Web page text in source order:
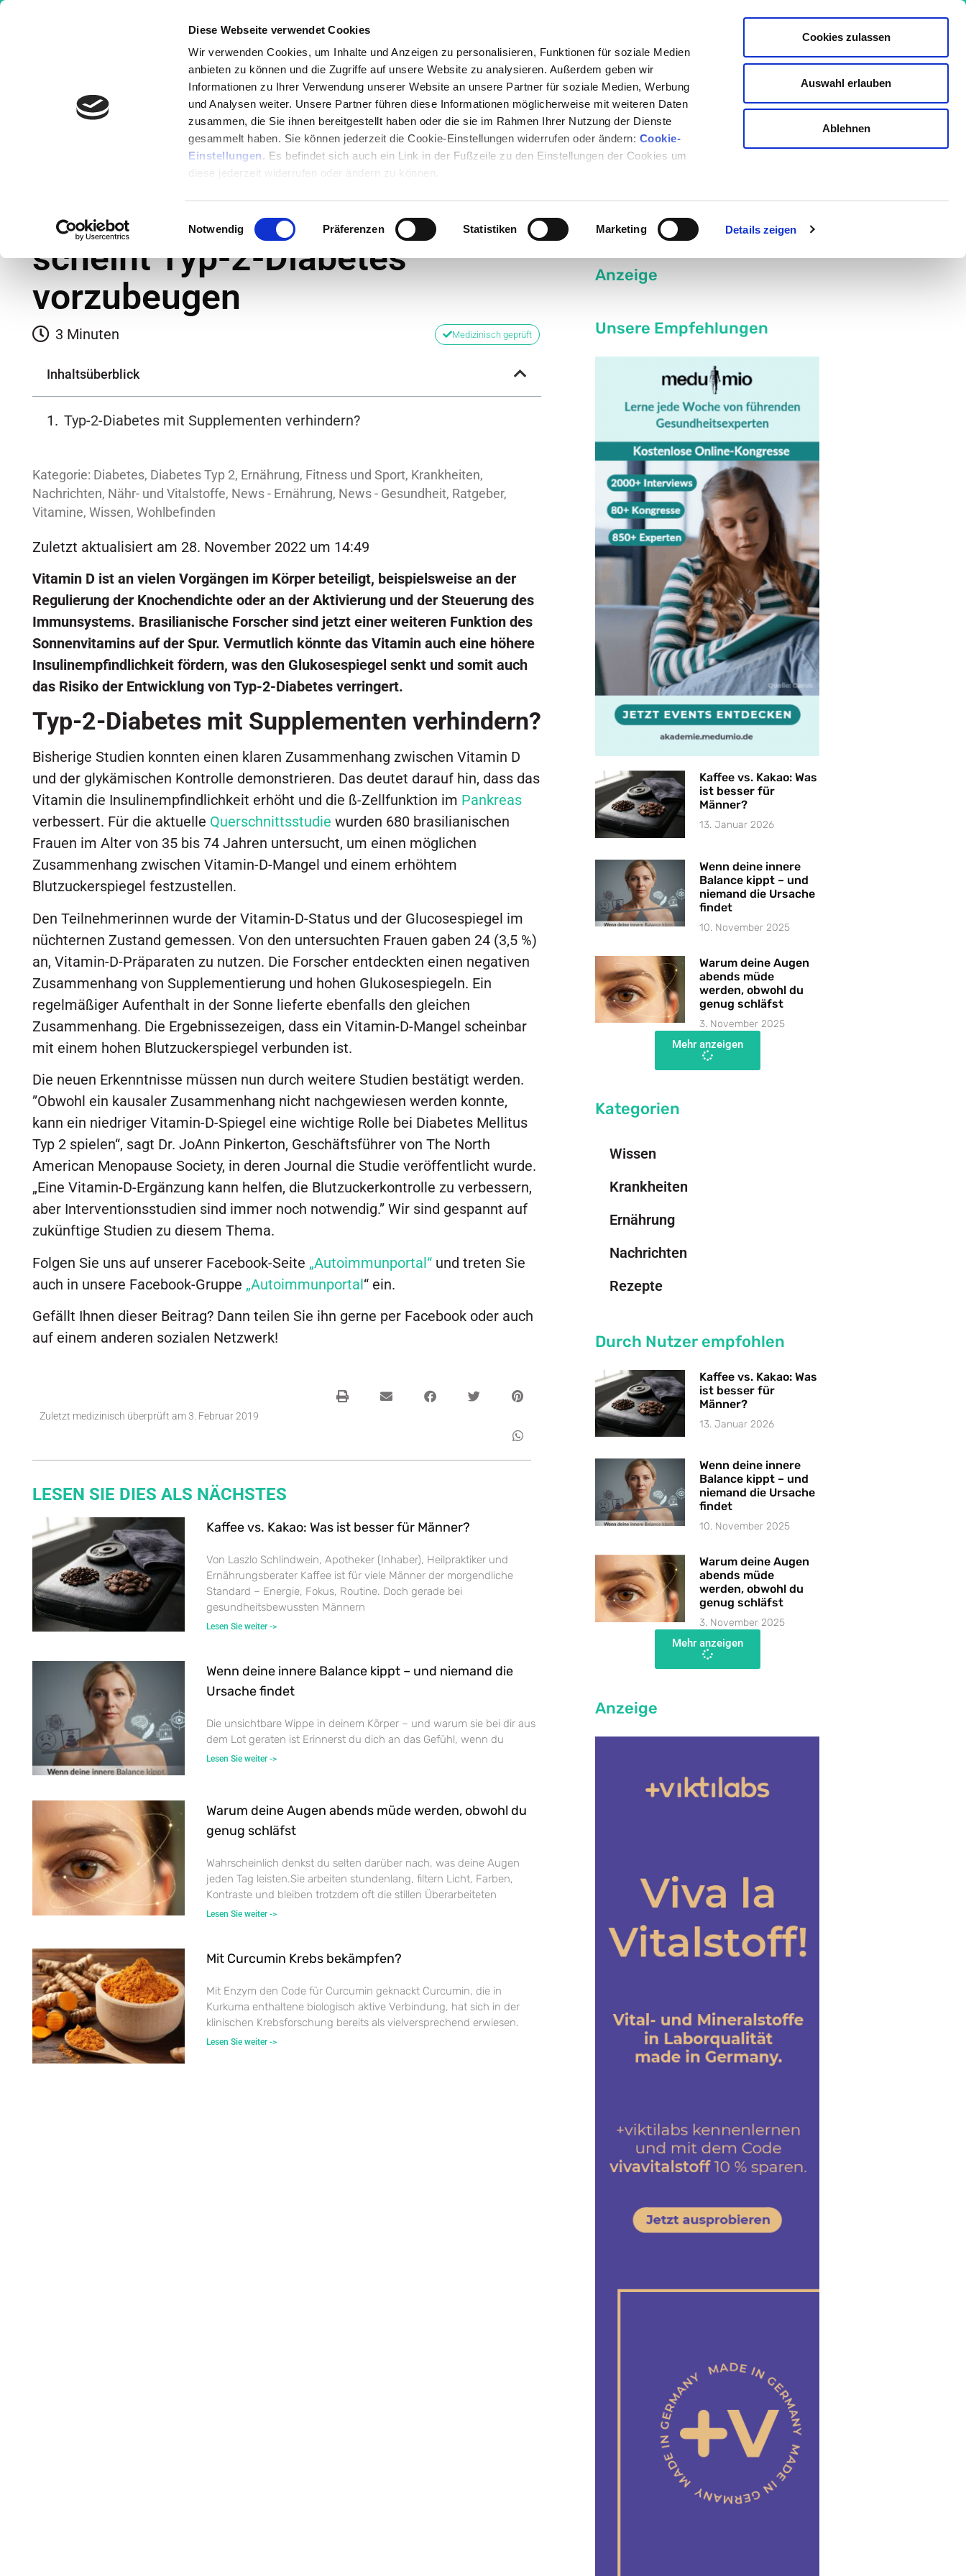
Diese Webseite verwendet Cookies
Wir verwenden Cookies, um Inhalte und Anzeigen zu personalisieren, Funktionen für soziale Medien
anbieten zu können und die Zugriffe auf unsere Website zu analysieren. Außerdem geben wir
Informationen zu Ihrer Verwendung unserer Website an unsere Partner für soziale Medien, Werbung
und Analysen weiter. Unsere Partner führen diese Informationen möglicherweise mit weiteren Daten
zusammen, die Sie ihnen bereitgestellt haben oder die sie im Rahmen Ihrer Nutzung der Dienste
gesammelt haben. Sie können jederzeit die Cookie-Einstellungen widerrufen oder ändern: Cookie-
Einstellungen. Es befindet sich auch ein Link in der Fußzeile zu den Einstellungen der Cookies um
diese jederzeit widerrufen oder ändern zu können.
Einwilligungsauswahl
Notwendig Präferenzen Statistiken Marketing Details zeigen
Cookies zulassen
Auswahl erlauben
Ablehnen
Wissen Ernährung Krankheiten Nachrichten Rezepte Events Medumio Akademie
Neue Entdeckung: Vitamin D scheint Typ-2-Diabetes
Neue Entdeckung: Vitamin D
scheint Typ-2-Diabetes
vorzubeugen
3 Minuten Medizinisch geprüft
Inhaltsüberblick
Typ-2-Diabetes mit Supplementen verhindern?
Kategorie: Diabetes, Diabetes Typ 2, Ernährung, Fitness und Sport, Krankheiten,
Nachrichten, Nähr- und Vitalstoffe, News - Ernährung, News - Gesundheit, Ratgeber,
Vitamine, Wissen, Wohlbefinden
Zuletzt aktualisiert am 28. November 2022 um 14:49
Vitamin D ist an vielen Vorgängen im Körper beteiligt, beispielsweise an der
Regulierung der Knochendichte oder an der Aktivierung und der Steuerung des
Immunsystems. Brasilianische Forscher sind jetzt einer weiteren Funktion des
Sonnenvitamins auf der Spur. Vermutlich könnte das Vitamin auch eine höhere
Insulinempfindlichkeit fördern, was den Glukosespiegel senkt und somit auch
das Risiko der Entwicklung von Typ-2-Diabetes verringert.
Typ-2-Diabetes mit Supplementen verhindern?
Bisherige Studien konnten einen klaren Zusammenhang zwischen Vitamin D
und der glykämischen Kontrolle demonstrieren. Das deutet darauf hin, dass das
Vitamin die Insulinempfindlichkeit erhöht und die ß-Zellfunktion im Pankreas
verbessert. Für die aktuelle Querschnittsstudie wurden 680 brasilianischen
Frauen im Alter von 35 bis 74 Jahren untersucht, um einen möglichen
Zusammenhang zwischen Vitamin-D-Mangel und einem erhöhtem
Blutzuckerspiegel festzustellen.
Den Teilnehmerinnen wurde der Vitamin-D-Status und der Glucosespiegel im
nüchternen Zustand gemessen. Von den untersuchten Frauen gaben 24 (3,5 %)
an, Vitamin-D-Präparaten zu nutzen. Die Forscher entdeckten einen negativen
Zusammenhang von Supplementierung und hohen Glukosespiegeln. Ein
regelmäßiger Aufenthalt in der Sonne lieferte ebenfalls den gleichen
Zusammenhang. Die Ergebnissezeigen, dass ein Vitamin-D-Mangel scheinbar
mit einem hohen Blutzuckerspiegel verbunden ist.
Die neuen Erkenntnisse müssen nun durch weitere Studien bestätigt werden.
”Obwohl ein kausaler Zusammenhang nicht nachgewiesen werden konnte,
kann ein niedriger Vitamin-D-Spiegel eine wichtige Rolle bei Diabetes Mellitus
Typ 2 spielen“, sagt Dr. JoAnn Pinkerton, Geschäftsführer von The North
American Menopause Society, in deren Journal die Studie veröffentlicht wurde.
„Eine Vitamin-D-Ergänzung kann helfen, die Blutzuckerkontrolle zu verbessern,
aber Interventionsstudien sind immer noch notwendig.” Wir sind gespannt auf
zukünftige Studien zu diesem Thema.
Folgen Sie uns auf unserer Facebook-Seite „Autoimmunportal“ und treten Sie
auch in unsere Facebook-Gruppe „Autoimmunportal“ ein.
Gefällt Ihnen dieser Beitrag? Dann teilen Sie ihn gerne per Facebook oder auch
auf einem anderen sozialen Netzwerk!
Zuletzt medizinisch überprüft am3. Februar 2019
LESEN SIE DIES ALS NÄCHSTES
Kaffee vs. Kakao: Was ist besser für Männer?
Von Laszlo Schlindwein, Apotheker (Inhaber), Heilpraktiker und
Ernährungsberater Kaffee ist für viele Männer der morgendliche
Standard – Energie, Fokus, Routine. Doch gerade bei
gesundheitsbewussten Männern
Lesen Sie weiter ->
Wenn deine innere Balance kippt – und niemand die
Ursache findet
Die unsichtbare Wippe in deinem Körper – und warum sie bei dir aus
dem Lot geraten ist Erinnerst du dich an das Gefühl, wenn du
Lesen Sie weiter ->
Warum deine Augen abends müde werden, obwohl du
genug schläfst
Wahrscheinlich denkst du selten darüber nach, was deine Augen
jeden Tag leisten.Sie arbeiten stundenlang, filtern Licht, Farben,
Kontraste und bleiben trotzdem oft die stillen Überarbeiteten
Lesen Sie weiter ->
Mit Curcumin Krebs bekämpfen?
Mit Enzym den Code für Curcumin geknackt Curcumin, die in
Kurkuma enthaltene biologisch aktive Verbindung, hat sich in der
klinischen Krebsforschung bereits als vielversprechend erwiesen.
Lesen Sie weiter ->
Medizinisch überprüft von:
Saskia Bauhausen
Anzeige
Unsere Empfehlungen
Kaffee vs. Kakao: Was
ist besser für
Männer?
13. Januar 2026
Wenn deine innere
Balance kippt – und
niemand die Ursache
findet
10. November 2025
Warum deine Augen
abends müde
werden, obwohl du
genug schläfst
3. November 2025
Mehr anzeigen
Kategorien
Wissen
Krankheiten
Ernährung
Nachrichten
Rezepte
Durch Nutzer empfohlen
Kaffee vs. Kakao: Was
ist besser für
Männer?
13. Januar 2026
Wenn deine innere
Balance kippt – und
niemand die Ursache
findet
10. November 2025
Warum deine Augen
abends müde
werden, obwohl du
genug schläfst
3. November 2025
Mehr anzeigen
Anzeige